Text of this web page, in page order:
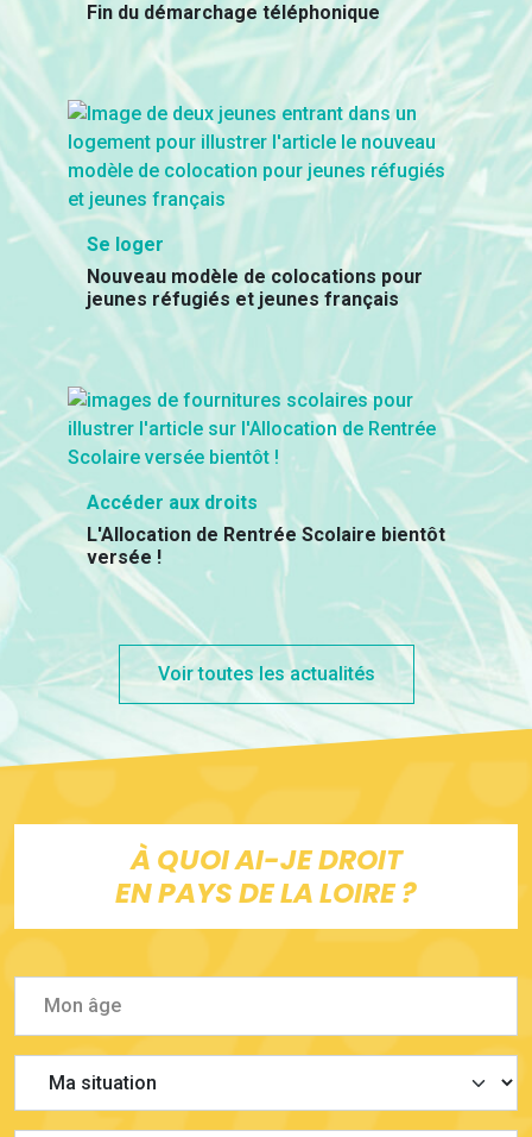
Fin du démarchage téléphonique
Se loger
Nouveau modèle de colocations pour
jeunes réfugiés et jeunes français
Accéder aux droits
L'Allocation de Rentrée Scolaire bientôt
versée !
Voir toutes les actualités
À QUOI AI-JE DROIT
EN PAYS DE LA LOIRE ?